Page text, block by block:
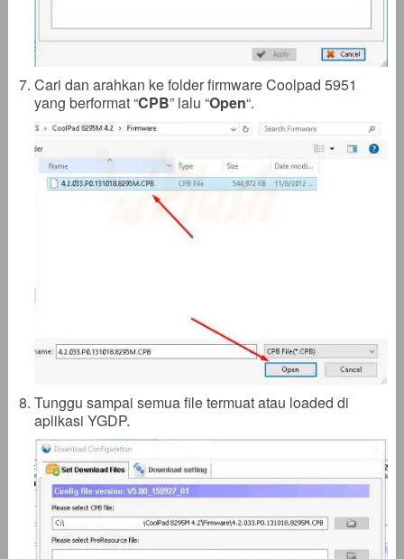
Cari dan arahkan ke folder firmware Coolpad 5951
yang berformat “CPB” lalu “Open“.
Tunggu sampai semua file termuat atau loaded di
aplikasi YGDP.